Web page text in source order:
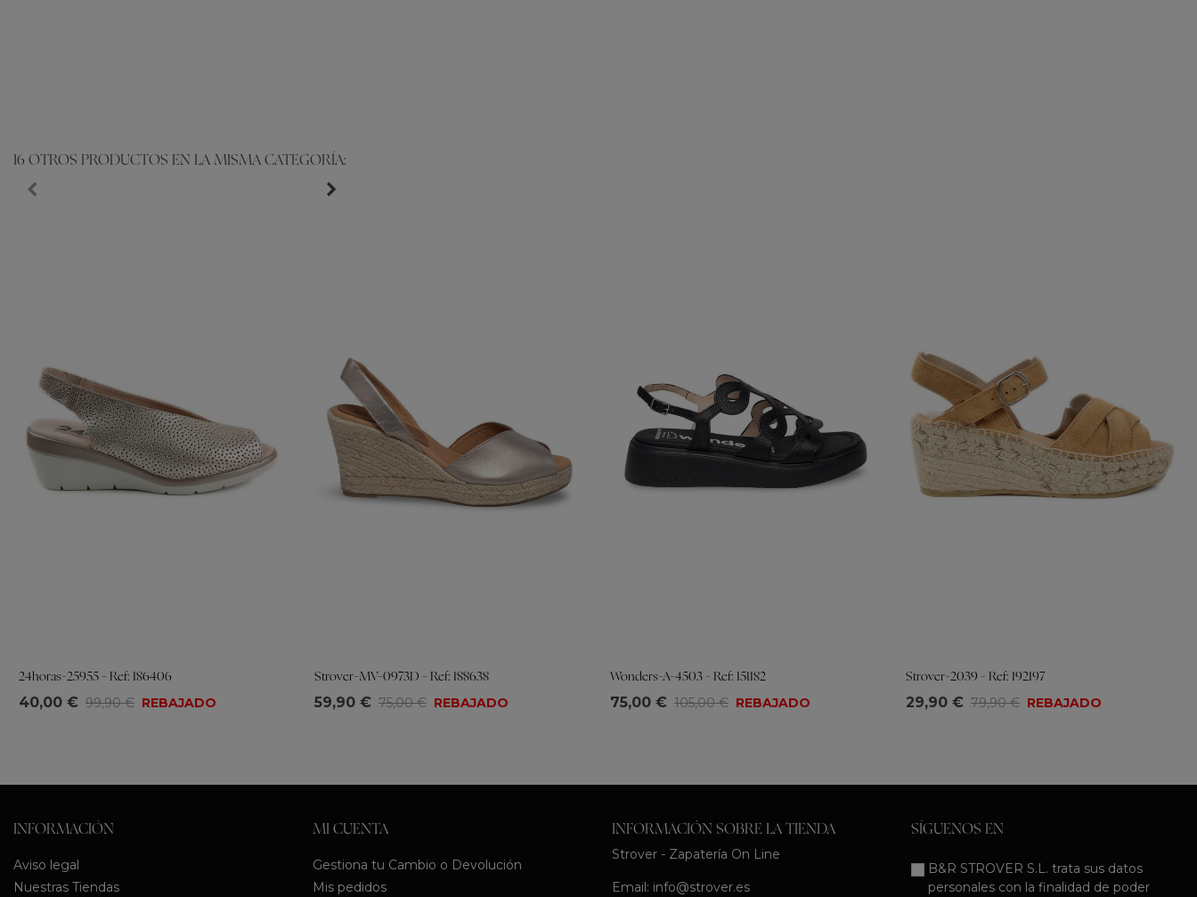
16 OTROS PRODUCTOS EN LA MISMA CATEGORÍA:
Tallas
24horas-25955 - Ref: 186406
40,00 € 99,90 € REBAJADO Tallas
Strover-MV-0973D - Ref: 188638
59,90 € 75,00 € REBAJADO Tallas
Wonders-A-4503 - Ref: 151182
75,00 € 105,00 € REBAJADO Tallas
Strover-2039 - Ref: 192197
29,90 € 79,90 € REBAJADO
INFORMACIÓN
Aviso legal
Nuestras Tiendas
MI CUENTA
Gestiona tu Cambio o Devolución
Mis pedidos
INFORMACIÓN SOBRE LA TIENDA
Strover - Zapatería On Line
Email: info@strover.es
SÍGUENOS EN
B&R STROVER S.L. trata sus datos
personales con la finalidad de poder